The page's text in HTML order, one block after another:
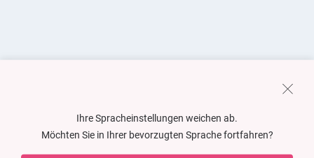
Ihre Spracheinstellungen weichen ab.
Möchten Sie in Ihrer bevorzugten Sprache fortfahren?